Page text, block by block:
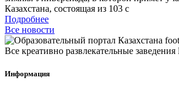
Казахстана, состоящая из 103 с
Подробнее
Все новости
Все креативно развлекательные заведения
Информация